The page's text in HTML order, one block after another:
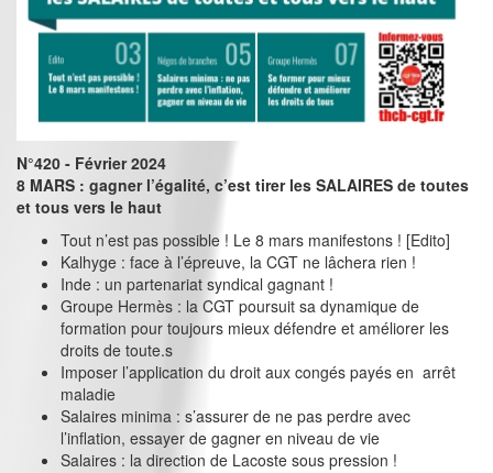
N°420 - Février 2024
8 MARS : gagner l’égalité, c’est tirer les SALAIRES de toutes
et tous vers le haut
Tout n’est pas possible ! Le 8 mars manifestons ! [Edito]
Kalhyge : face à l’épreuve, la CGT ne lâchera rien !
Inde : un partenariat syndical gagnant !
Groupe Hermès : la CGT poursuit sa dynamique de
formation pour toujours mieux défendre et améliorer les
droits de toute.s
Imposer l’application du droit aux congés payés en arrêt
maladie
Salaires minima : s’assurer de ne pas perdre avec
l’inflation, essayer de gagner en niveau de vie
Salaires : la direction de Lacoste sous pression !